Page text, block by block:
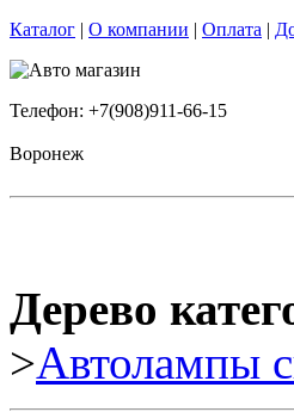
Каталог | О компании | Оплата |
Телефон: +7(908)911-66-15
Воронеж
Дерево
>Автолампы